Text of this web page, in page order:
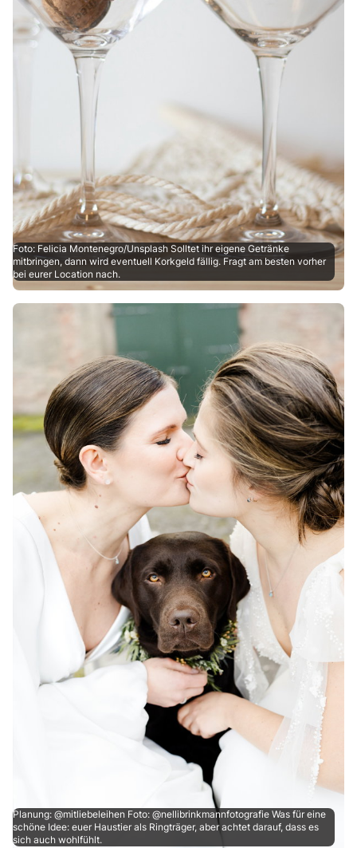
Foto: Felicia Montenegro/Unsplash Solltet ihr eigene Getränke
mitbringen, dann wird eventuell Korkgeld fällig. Fragt am besten vorher
bei eurer Location nach.
Planung: @mitliebeleihen Foto: @nellibrinkmannfotografie Was für eine
schöne Idee: euer Haustier als Ringträger, aber achtet darauf, dass es
sich auch wohlfühlt.